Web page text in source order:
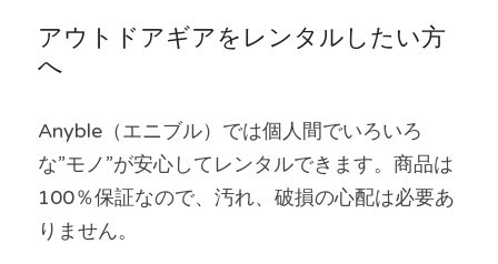
アウトドアギアをレンタルしたい方
へ
Anyble（エニブル）では個人間でいろいろ
な”モノ”が安心してレンタルできます。商品は
100％保証なので、汚れ、破損の心配は必要あ
りません。